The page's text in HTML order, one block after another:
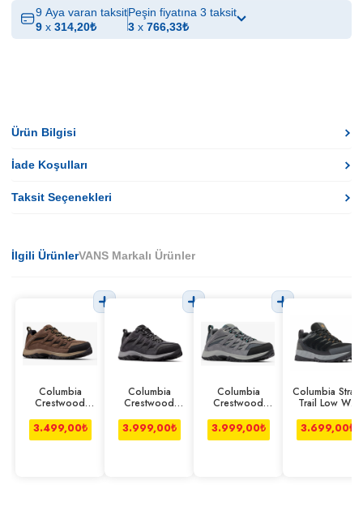
9 Aya varan taksit
9 x 314,20₺
Peşin fiyatına 3 taksit
3 x 766,33₺
Ürün Bilgisi
İade Koşulları
Taksit Seçenekleri
İlgili ÜrünlerVANS Markalı Ürünler
Columbia
Crestwood
Kahverengi
3.499,00₺
Columbia
Crestwood
Gri
3.999,00₺
Columbia
Crestwood
3.999,00₺
Columbia Strata
Trail Low Wp
Siyah
3.699,00₺